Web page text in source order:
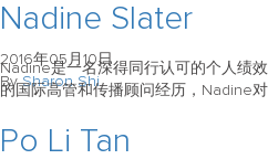
Nadine Slater
2016年05月10日
BySharon Shi
Nadine是一名深得同行认可的个人绩
的国际高管和传播顾问经历，Nadine
Po Li Tan